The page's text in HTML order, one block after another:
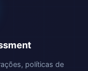
políticas de